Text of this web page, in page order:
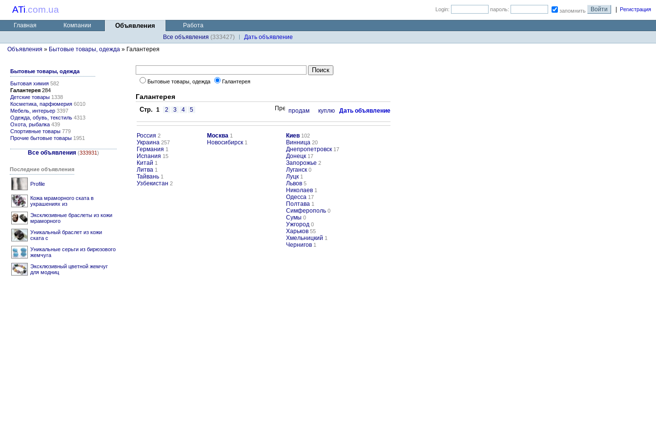
ATi.com.ua Login: пароль: запомнить Регистрация
Главная Компании Объявления
Работа
Все объявления (333427)
Дaть объявление
Объявления » Бытовые товары, одежда » Галантерея
Бытовые товары, одежда
Бытовая химия 582
Галантерея 284
Детские товары 1338
Косметика, парфюмерия 6010
Мебель, интерьер 3397
Одежда, обувь, текстиль 4313
Охота, рыбалка 439
Спортивные товары 779
Прочие бытовые товары 1951
Все объявления (333931)
Последние объявления
Profile
Кожа мраморного ската в
украшениях из
Эксклюзивные браслеты из кожи
мраморного
Уникальный браслет из кожи
ската с
Уникальные серьги из бирюзового
жемчуга
Эксклюзивный цветной жемчуг
для модниц
Бытовые товары, одежда Галантерея
Галантерея
Стр. 1 2 3 4 5 продам куплю Дaть объявление
Россия 2
Украина 257
Германия 1
Испания 15
Китай 1
Литва 1
Тайвань 1
Узбекистан 2
Москва 1
Новосибирск 1
Киев 102
Винница 20
Днепропетровск 17
Донецк 17
Запорожье 2
Луганск 0
Луцк 1
Львов 5
Николаев 1
Одесса 17
Полтава 1
Симферополь 0
Сумы 0
Ужгород 0
Харьков 55
Хмельницкий 1
Чернигов 1